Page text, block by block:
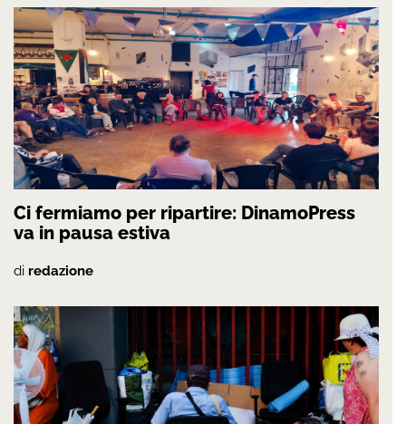
Ci fermiamo per ripartire: DinamoPress
va in pausa estiva
di redazione